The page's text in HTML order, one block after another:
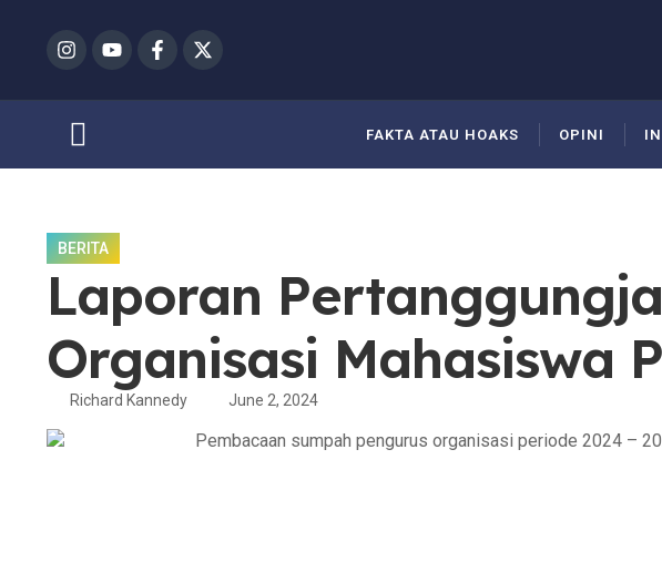
FAKTA ATAU HOAKS OPINI
BERITA
Laporan
Organisasi Mahasiswa
Richard Kannedy June 2, 2024